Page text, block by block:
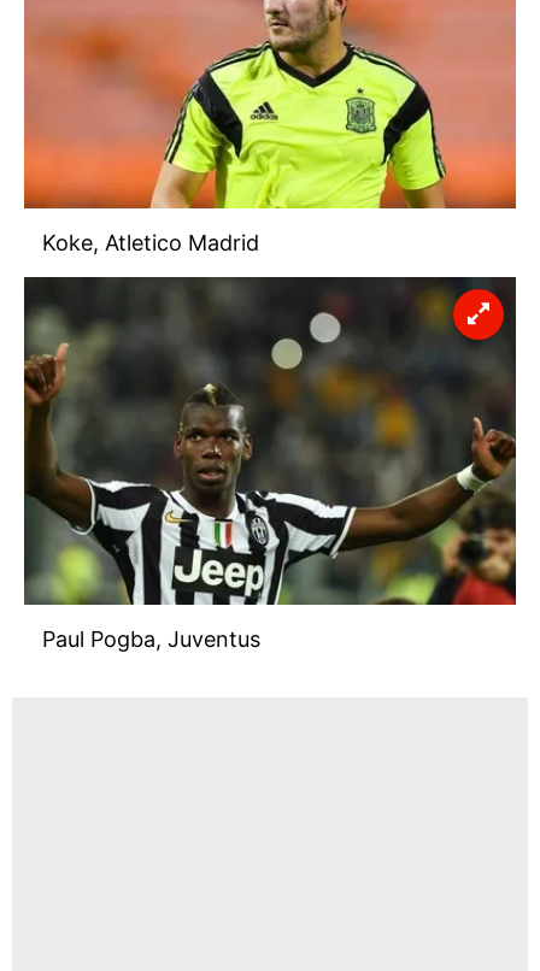
Koke, Atletico Madrid
Paul Pogba, Juventus